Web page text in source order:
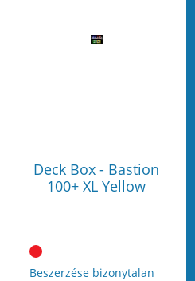
Deck Box - Bastion
100+ XL Yellow
Beszerzése bizonytalan